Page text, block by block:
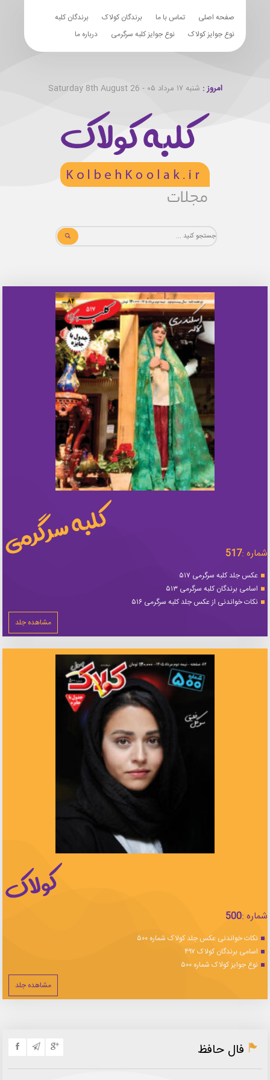
صفحه اصلی تماس با ما برندگان کولاک
برندگان کلبه
نوع جوایز کولاک
نوع جوایز کلبه سرگرمی درباره ما
امروز : شنبه ۱۷ مرداد ۰۵ - Saturday 8th August 26
شماره :517
عکس جلد کلبه سرگرمی ۵۱۷
اسامی برندگان کلبه سرگرمی ۵۱۳
نکات خواندنی از عکس جلد کلبه سرگرمی ۵۱۶
مشاهده جلد
شماره :500
نکات خواندنی عکس جلد کولاک شماره ۵۰۰
اسامی برندگان کولاک ۴۹۷
نوع جوایز کولاک شماره ۵۰۰
مشاهده جلد
فال حافظ